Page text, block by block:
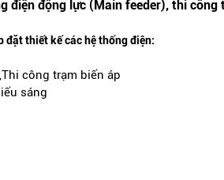
điện động lực (Main feeder), thi công
đặt thiết kế các hệ thống điện:
công trạm biến áp
sáng